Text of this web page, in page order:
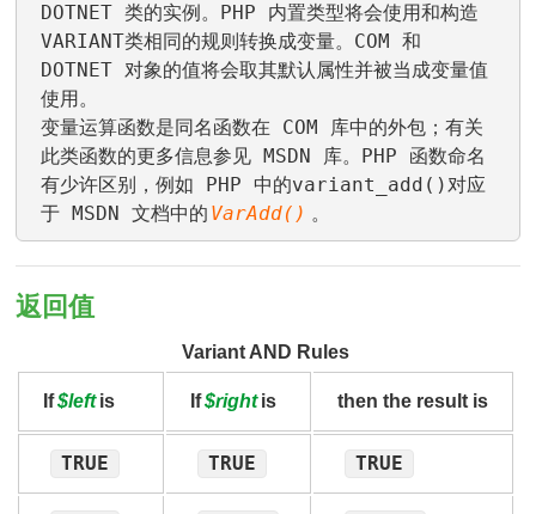
DOTNET 类的实例。PHP 内置类型将会使用和构造
VARIANT类相同的规则转换成变量。COM 和
DOTNET 对象的值将会取其默认属性并被当成变量值
使用。
变量运算函数是同名函数在 COM 库中的外包；有关
此类函数的更多信息参见 MSDN 库。PHP 函数命名
有少许区别，例如 PHP 中的variant_add()对应
于 MSDN 文档中的 VarAdd() 。
返回值
Variant AND Rules
If$left is If$right is then the result is
TRUE TRUE TRUE